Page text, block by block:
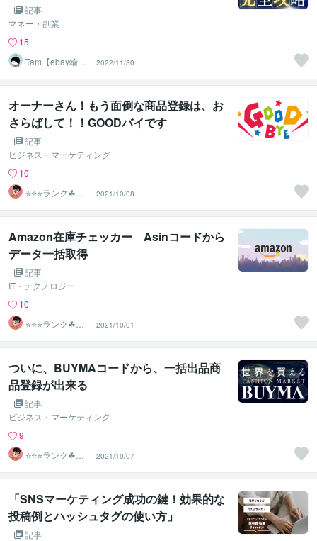
記事
マネー・副業
15
Tam【ebay輸出
コンサルタン
ト】
2022/11/30
オーナーさん！もう面倒な商品登録は、お
さらばして！！GOODバイです
記事
ビジネス・マーケティング
10
⭐️⭐️⭐️ランク☘ヤ
フオクマスター
2021/10/08
Amazon在庫チェッカー Asinコードから
データ一括取得
記事
IT・テクノロジー
10
⭐️⭐️⭐️ランク☘ヤ
フオクマスター
2021/10/01
ついに、BUYMAコードから、一括出品商
品登録が出来る
記事
ビジネス・マーケティング
9
⭐️⭐️⭐️ランク☘ヤ
フオクマスター
2021/10/07
「SNSマーケティング成功の鍵！効果的な
投稿例とハッシュタグの使い方」
記事